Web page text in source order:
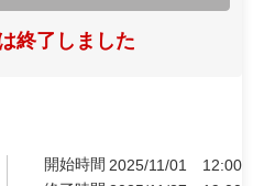
終了しました
開始時間 2025/11/01
12:00